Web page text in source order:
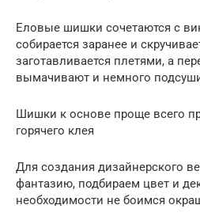
Еловые шишки сочетаются с
собирается заранее и
заготавливается плетями, а
вымачивают и немного
Шишки к основе проще всего
горячего клея
Для создания дизайнерского
фантазию, подбираем цвет и
необходимости не боимся